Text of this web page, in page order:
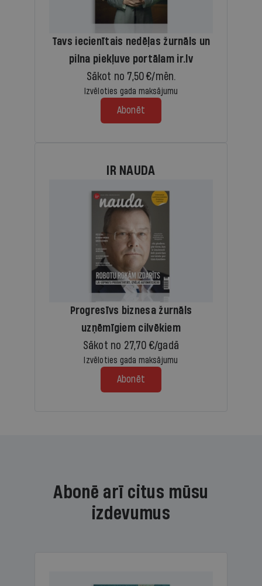
Tavs iecienītais nedēļas žurnāls un
pilna piekļuve portālam ir.lv
Sākot no 7,50 €/mēn.
Izvēloties gada maksājumu
Abonēt
IR NAUDA
Progresīvs biznesa žurnāls
uzņēmīgiem cilvēkiem
Sākot no 27,70 €/gadā
Izvēloties gada maksājumu
Abonēt
Abonē arī citus mūsu
izdevumus